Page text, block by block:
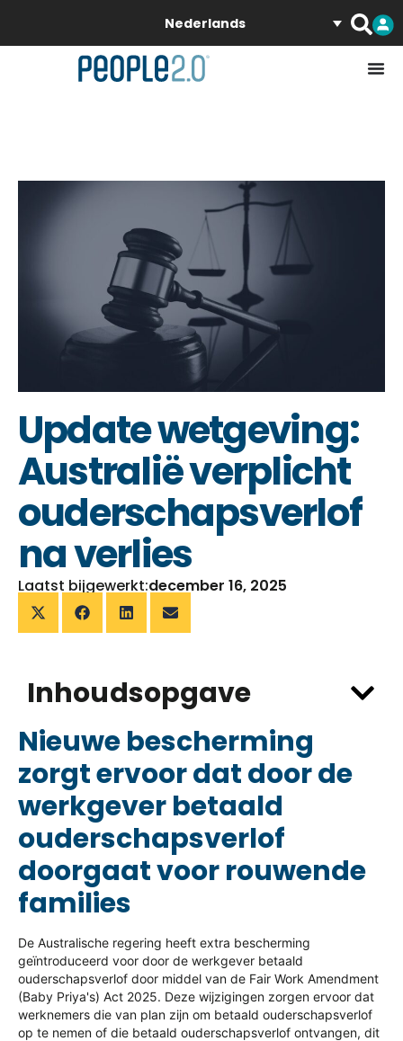
Nederlands
Update wetgeving:
Australië verplicht
ouderschapsverlof
na verlies
Laatst bijgewerkt:december 16, 2025
Inhoudsopgave
Nieuwe bescherming
zorgt ervoor dat door de
werkgever betaald
ouderschapsverlof
doorgaat voor rouwende
families
De Australische regering heeft extra bescherming
geïntroduceerd voor door de werkgever betaald
ouderschapsverlof door middel van de Fair Work Amendment
(Baby Priya's) Act 2025. Deze wijzigingen zorgen ervoor dat
werknemers die van plan zijn om betaald ouderschapsverlof
op te nemen of die betaald ouderschapsverlof ontvangen, dit